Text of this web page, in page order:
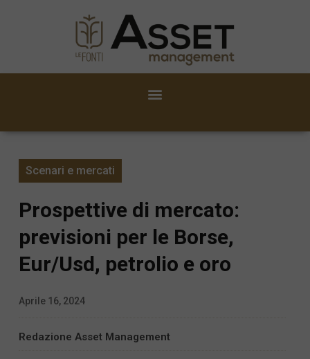
Scenari e mercati
Prospettive di mercato:
previsioni per le Borse,
Eur/Usd, petrolio e oro
Aprile 16, 2024
Redazione Asset Management